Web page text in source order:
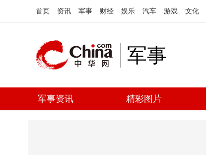
首页 资讯 军事 财经 娱乐 汽车 游戏 文化
军事
军事资讯 精彩图片